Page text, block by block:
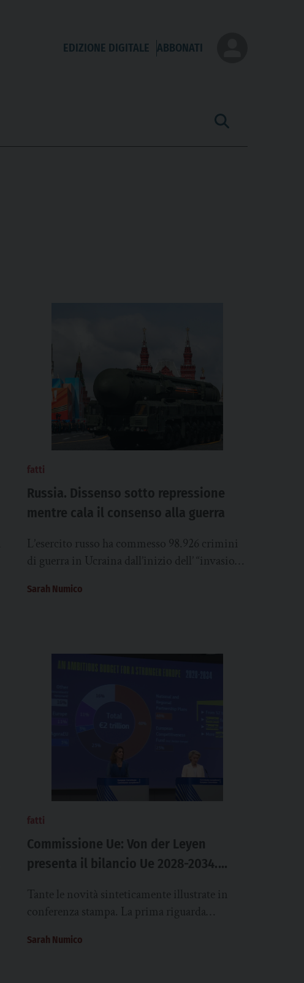
EDIZIONE DIGITALE ABBONATI
fatti
Russia. Dissenso sotto repressione
mentre cala il consenso alla guerra
L’esercito russo ha commesso 98.926 crimini
di guerra in Ucraina dall’inizio dell’ “invasione
uccisi...
Sarah Numico
fatti
Commissione Ue: Von der Leyen
presenta il bilancio Ue 2028-2034.
verde e innovazione
Tante le novità sinteticamente illustrate in
conferenza stampa. La prima riguarda
nazionali e regionali, che ogni Stato...
Sarah Numico